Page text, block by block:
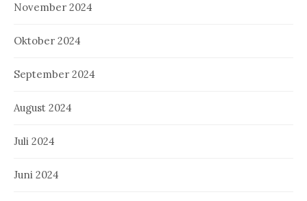
November 2024
Oktober 2024
September 2024
August 2024
Juli 2024
Juni 2024